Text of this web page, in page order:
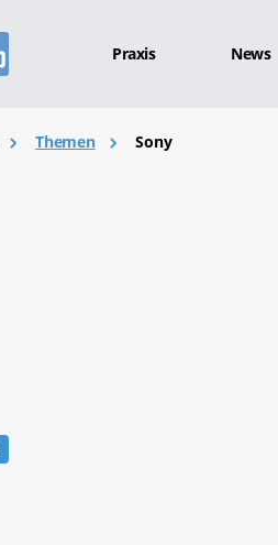
Praxis News
Themen Sony